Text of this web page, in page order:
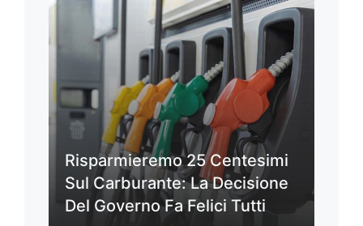
Risparmieremo 25 Centesimi
Sul Carburante: La Decisione
Del Governo Fa Felici Tutti